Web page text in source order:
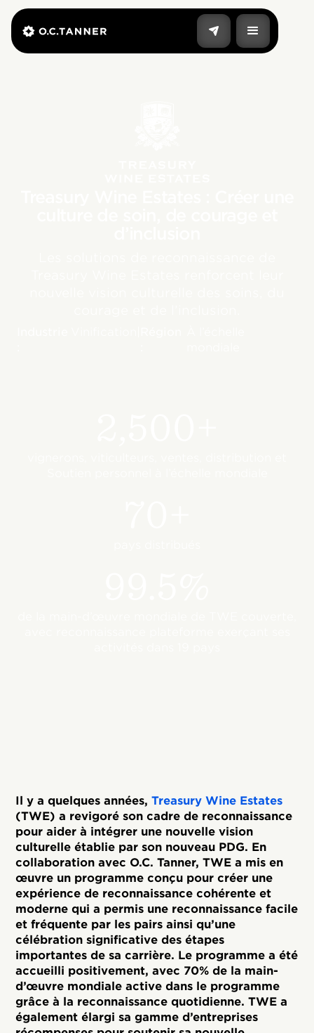
Il y a quelques années,Treasury Wine Estates
(TWE) a revigoré son cadre de reconnaissance
pour aider à intégrer une nouvelle vision
culturelle établie par son nouveau PDG. En
collaboration avec O.C. Tanner, TWE a mis en
œuvre un programme conçu pour créer une
expérience de reconnaissance cohérente et
moderne qui a permis une reconnaissance facile
et fréquente par les pairs ainsi qu’une
célébration significative des étapes
importantes de sa carrière. Le programme a été
accueilli positivement, avec 70% de la main-
d’œuvre mondiale active dans le programme
grâce à la reconnaissance quotidienne. TWE a
également élargi sa gamme d’entreprises